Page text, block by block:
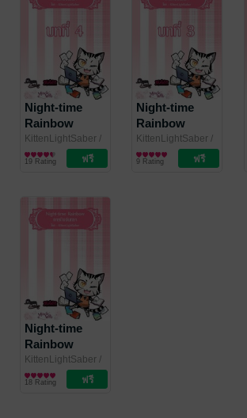
Night-time
Rainbow
ภารกิจจันทรา
บทที่ 4 (EPUB)
KittenLightSaber /
Punica The Dream
Catcher
นิยายแฟนตาซี
19 Rating
Night-time
Rainbow
ภารกิจจันทรา
บทที่ 3 (EPUB)
KittenLightSaber /
Punica The Dream
Catcher
นิยายแฟนตาซี
9 Rating
Night-time
Rainbow
ภารกิจจันทรา
บทที่ 1 (EPUB)
KittenLightSaber /
Punica The Dream
Catcher
นิยายแฟนตาซี
18 Rating